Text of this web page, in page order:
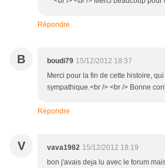
Répondre
B boudi79 15/12/2012 18:37
Merci pour la fin de cette histoire,
sympathique.<br /> <br /> Bonne
Répondre
V vava1982 15/12/2012 18:19
bon j'avais deja lu avec le forum